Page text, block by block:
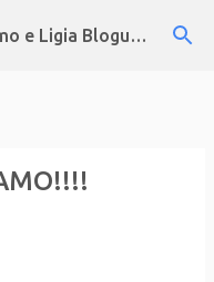
principal O Blog da Cidade por Príamo e Ligia Blogueira